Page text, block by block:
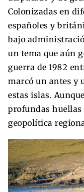
Colonizadas en
españoles y
bajo
un tema que aún
guerra de 1982
marcó un antes y
estas islas.
profundas huellas
geopolítica